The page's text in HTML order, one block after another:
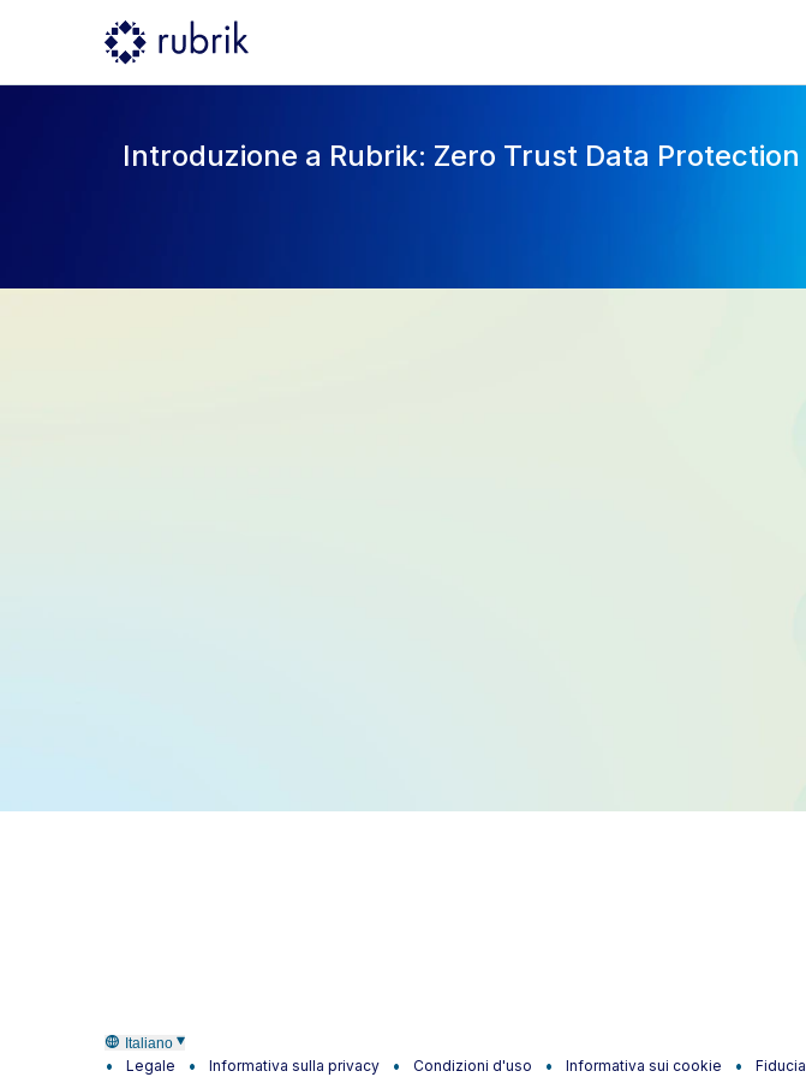
Introduzione a Rubrik: Zero Trust Data Protection
Italiano
Legale Informativa sulla privacy Condizioni d'uso Informativa sui cookie Fiducia